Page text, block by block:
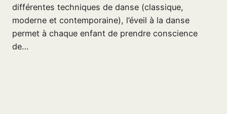
différentes techniques de danse (classique,
moderne et contemporaine), l’éveil à la danse
permet à chaque enfant de prendre conscience
de…